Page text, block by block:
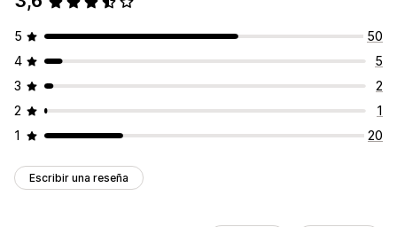
5
50
4
5
3
2
2
1
1
20
Escribir una reseña